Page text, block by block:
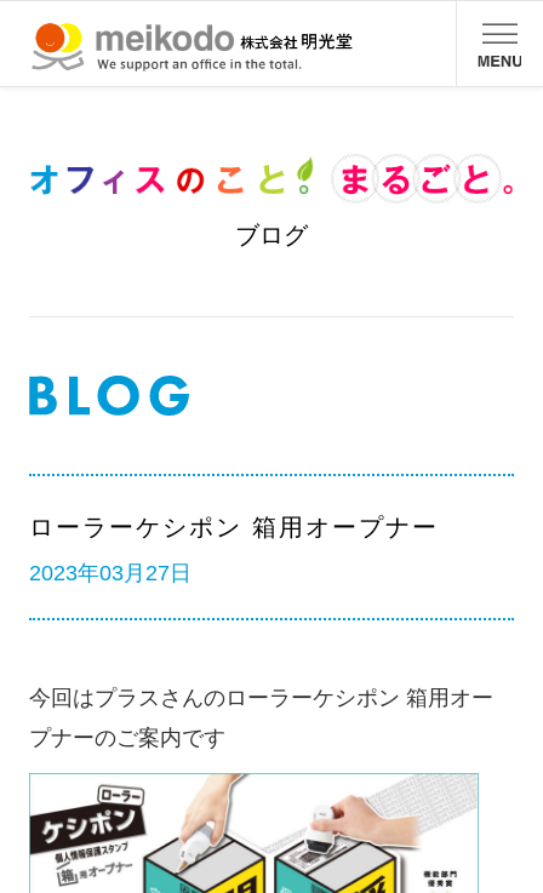
ブログ
ローラーケシポン 箱用オープナー
2023年03月27日
今回はプラスさんのローラーケシポン 箱用オー
プナーのご案内です